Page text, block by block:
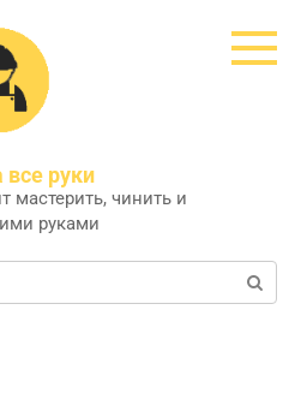
все руки
мастерить, чинить и
руками